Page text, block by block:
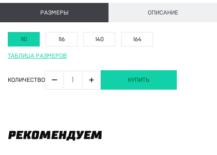
РАЗМЕРЫ ОПИСАНИЕ
110 116 140 164
ТАБЛИЦА РАЗМЕРОВ
КОЛИЧЕСТВО − + КУПИТЬ
РЕКОМЕНДУЕМ